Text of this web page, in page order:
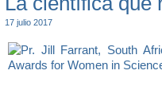
17 julio 2017